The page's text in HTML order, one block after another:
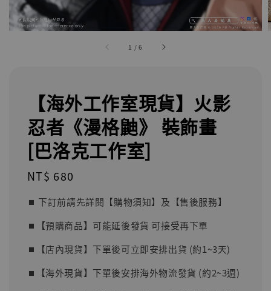
1 /6
【海外工作室現貨】火影
忍者《漫格鼬》 裝飾畫
[巴洛克工作室]
Regular
NT$ 680
⏹︎ 下訂前請先詳閱【購物須知】及【售後服務】
⏹︎【預購商品】可能延後發貨 可接受再下單
⏹︎【店內現貨】下單後可立即安排出貨 (約1~3天)
⏹︎【海外現貨】下單後安排海外物流發貨 (約2~3週)